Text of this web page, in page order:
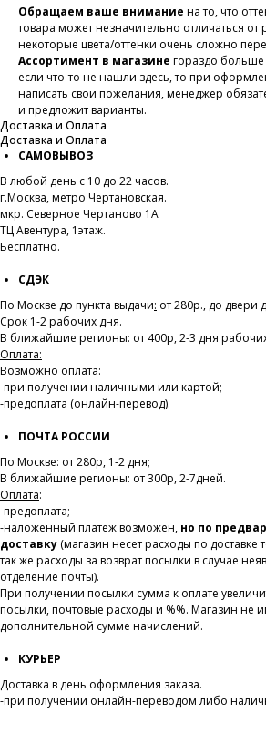
Обращаем ваше внимание на то, что
товара может незначительно отличаться от
некоторые цвета/оттенки очень сложно
Ассортимент в магазине гораздо больше
если что-то не нашли здесь, то при
написать свои пожелания, менеджер
и предложит варианты.
Доставка и Оплата
Доставка и Оплата
САМОВЫВОЗ
В любой день с 10 до 22 часов.
г.Москва, метро Чертановская.
мкр. Северное Чертаново 1А
ТЦ Авентура, 1этаж.
Бесплатно.
СДЭК
По Москве до пункта выдачи: от 280р., до двери
Срок 1-2 рабочих дня.
В ближайшие регионы: от 400р, 2-3 дня
Оплата:
Возможно оплата:
-при получении наличными или картой;
-предоплата (онлайн-перевод).
ПОЧТА РОССИИ
По Москве: от 280р, 1-2 дня;
В ближайшие регионы: от 300р, 2-7дней.
Оплата:
-предоплата;
-наложенный платеж возможен, но по
доставку (магазин несет расходы по доставке
так же расходы за возврат посылки в случае
отделение почты).
При получении посылки сумма к оплате
посылки, почтовые расходы и %%. Магазин не
дополнительной сумме начислений.
КУРЬЕР
Доставка в день оформления заказа.
-при получении онлайн-переводом либо